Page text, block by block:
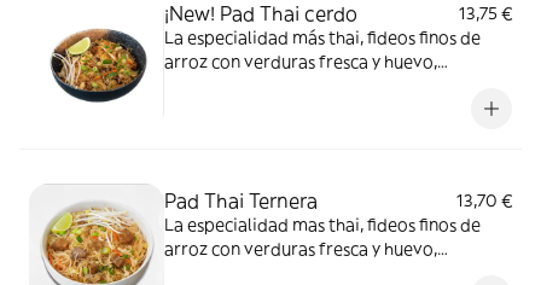
¡New! Pad Thai cerdo
13,75 €
La especialidad más thai, fideos finos de
arroz con verduras fresca y huevo,
cacahuete picado y salsa de pimiento rojo
Pad Thai Ternera
13,70 €
La especialidad mas thai, fideos finos de
arroz con verduras fresca y huevo,